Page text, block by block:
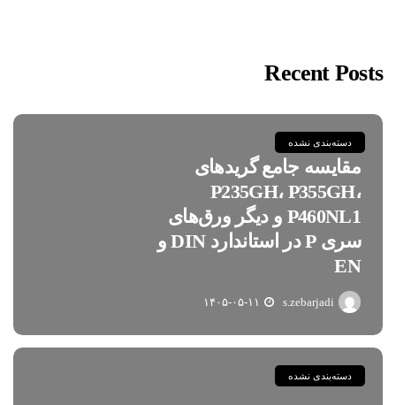
Recent Posts
دسته‌بندی نشده
مقایسه جامع گریدهای
P235GH، P355GH،
P460NL1 و دیگر ورق‌های
سری P در استاندارد DIN و
EN
s.zebarjadi ۱۴۰۵-۰۵-۱۱
دسته‌بندی نشده